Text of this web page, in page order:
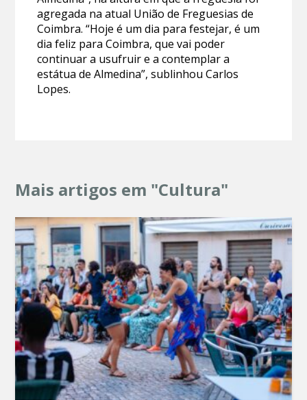
agregada na atual União de Freguesias de
Coimbra. “Hoje é um dia para festejar, é um
dia feliz para Coimbra, que vai poder
continuar a usufruir e a contemplar a
estátua de Almedina”, sublinhou Carlos
Lopes.
Mais artigos em "Cultura"